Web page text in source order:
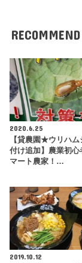
RECOMMEND
2020.6.25
【貸農園★ウリハム
付け追加】農業初心
マート農家！…
2019.10.12